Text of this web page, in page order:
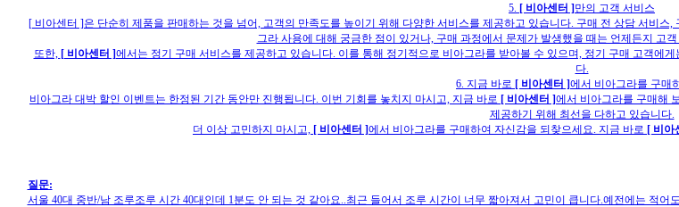
5. [ 비아센터 ]만의 고객 서비스
[ 비아센터 ]은 단순히 제품을 판매하는 것을 넘어, 고객의 만족도를 높이기 위해 다양한 서비스를 제공하고 있습니다. 구매 전 상담 서비
그라 사용에 대해 궁금한 점이 있거나, 구매 과정에서 문제가 발생했을 때는 언제든지 고
또한, [ 비아센터 ]에서는 정기 구매 서비스를 제공하고 있습니다. 이를 통해 정기적으로 비아그라를 받아볼 수 있으며, 정기 구매 고객에
다.
6. 지금 바로 [ 비아센터 ]에서 비아그라를 구매
비아그라 대박 할인 이벤트는 한정된 기간 동안만 진행됩니다. 이번 기회를 놓치지 마시고, 지금 바로 [ 비아센터 ]에서 비아그라를 구매해
제공하기 위해 최선을 다하고 있습니다.
더 이상 고민하지 마시고, [ 비아센터 ]에서 비아그라를 구매하여 자신감을 되찾으세요. 지금 바로 [ 비아
질문:
서울 40대 중반/남 조루조루 시간 40대인데 1분도 안 되는 것 같아요..최근 들어서 조루 시간이 너무 짧아져서 고민이 큽니다.예전에는 적